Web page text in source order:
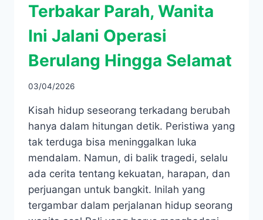
Terbakar Parah, Wanita
Ini Jalani Operasi
Berulang Hingga Selamat
03/04/2026
Kisah hidup seseorang terkadang berubah
hanya dalam hitungan detik. Peristiwa yang
tak terduga bisa meninggalkan luka
mendalam. Namun, di balik tragedi, selalu
ada cerita tentang kekuatan, harapan, dan
perjuangan untuk bangkit. Inilah yang
tergambar dalam perjalanan hidup seorang